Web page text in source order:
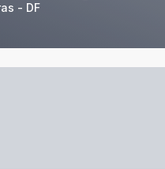
- DF